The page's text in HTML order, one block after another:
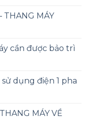
THANG MÁY
cần được bảo trì
dụng điện 1 pha
MÁY VỀ